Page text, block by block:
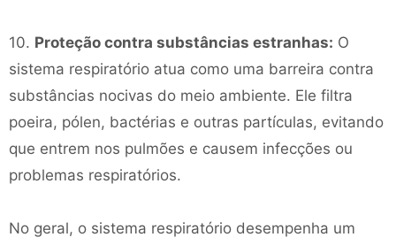
10. Proteção contra substâncias estranhas: O
sistema respiratório atua como uma barreira contra
substâncias nocivas do meio ambiente. Ele filtra
poeira, pólen, bactérias e outras partículas, evitando
que entrem nos pulmões e causem infecções ou
problemas respiratórios.
No geral, o sistema respiratório desempenha um